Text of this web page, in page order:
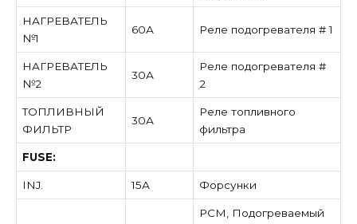
НАГРЕВАТЕЛЬ
№1
60А Реле подогревателя # 1
НАГРЕВАТЕЛЬ
№2
30А
Реле подогревателя #
2
ТОПЛИВНЫЙ
ФИЛЬТР
30А
Реле топливного
фильтра
FUSE:
INJ. 15А Форсунки
PCM, Подогреваемый